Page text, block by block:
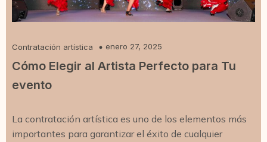
Contratación artística enero 27, 2025
Cómo Elegir al Artista Perfecto para Tu
evento
La contratación artística es uno de los elementos más
importantes para garantizar el éxito de cualquier